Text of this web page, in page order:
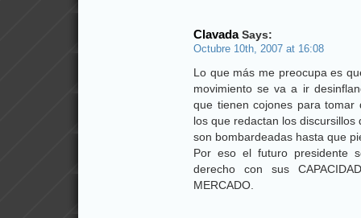
ClavadaSays:
Octubre 10th, 2007 at 16:08
Lo que más me preocupa es
movimiento se va a ir
que tienen cojones para tomar
los que redactan los
son bombardeadas hasta que
Por eso el futuro presidente
derecho con sus
MERCADO.